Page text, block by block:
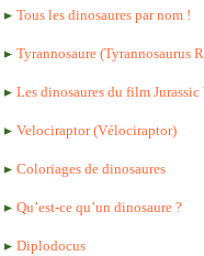
Tous les dinosaures par nom !
Tyrannosaure (Tyrannosaurus
Les dinosaures du film Jurassic
Velociraptor (Vélociraptor)
Coloriages de dinosaures
Qu’est-ce qu’un dinosaure ?
Diplodocus